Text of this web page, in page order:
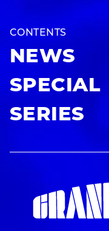
CONTENTS
NEWS
SPECIAL
SERIES